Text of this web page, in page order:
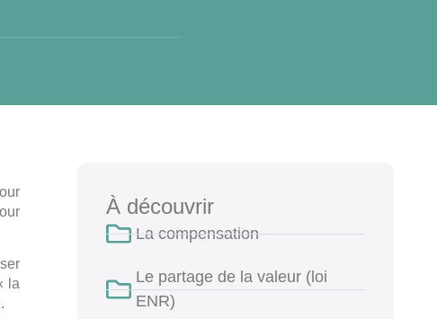
la
À découvrir
La compensation
Le partage de la valeur (loi
ENR)